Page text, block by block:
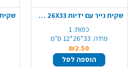
שקית נייר עם ידיות 26X33 ס"מ - כסף
כמות: 1
מידה: 33*26*12 ס"מ
₪2.50
הוספה לסל